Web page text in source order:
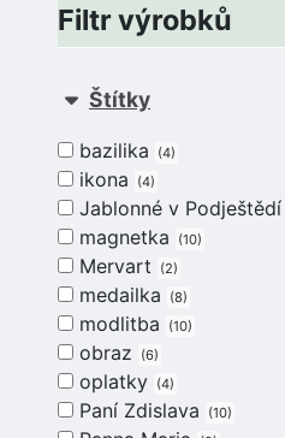
Filtr výrobků
Štítky
bazilika 4
ikona 4
Jablonné v Podještědí
magnetka 10
Mervart 2
medailka 8
modlitba 10
obraz 6
oplatky 4
Paní Zdislava 10